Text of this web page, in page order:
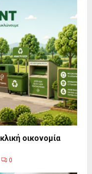
οικονομία
0